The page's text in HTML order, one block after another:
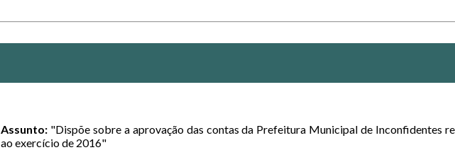
Assunto: "Dispõe sobre a aprovação das contas da Prefeitura Municipal de Inconfidentes
ao exercício de 2016"